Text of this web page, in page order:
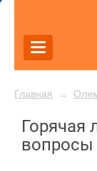
Главная →
Горячая